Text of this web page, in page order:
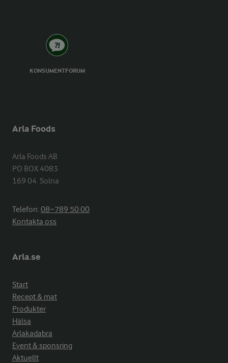
KONSUMENTFORUM
Arla Foods
Arla Foods AB
PO BOX 4083
169 04  Solna
Telefon:08−789 50 00
Kontakta oss
Arla.se
Start
Recept & mat
Produkter
Hälsa
Arlakadabra
Event & sponsring
Aktuellt